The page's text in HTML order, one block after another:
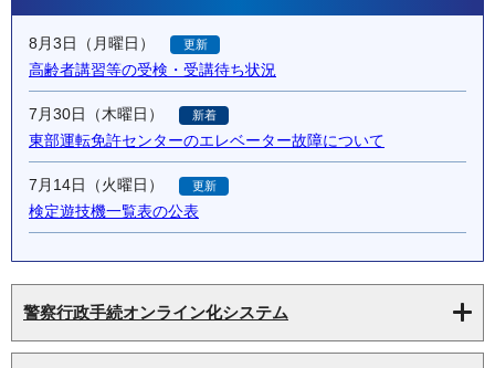
8月3日（月曜日） 更新
高齢者講習等の受検・受講待ち状況
7月30日（木曜日） 新着
東部運転免許センターのエレベーター故障について
7月14日（火曜日） 更新
検定遊技機一覧表の公表
警察行政手続オンライン化システム